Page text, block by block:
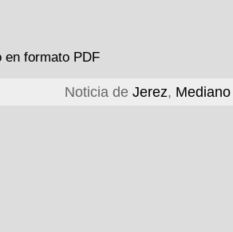
formato PDF
Noticia de Jerez,